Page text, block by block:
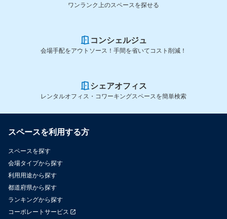
ワンランク上のスペースを探せる
コンシェルジュ
会場手配をアウトソース！手間を省いてコスト削減！
シェアオフィス
レンタルオフィス・コワーキングスペースを簡単検索
スペースを利用する方
スペースを探す
会場タイプから探す
利用用途から探す
都道府県から探す
ランキングから探す
コーポレートサービス